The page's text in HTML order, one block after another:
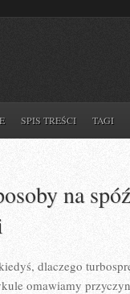
SPIS TREŚCI TAGI
na
dlaczego
omawiamy